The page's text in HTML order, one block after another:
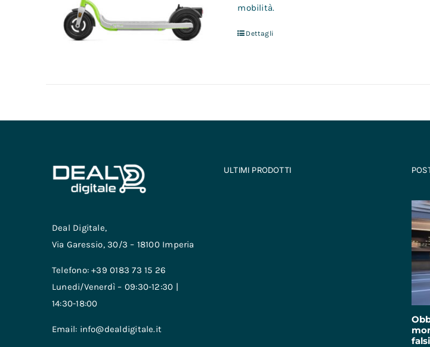
mobilità.
Dettagli
Deal Digitale,
Via Garessio, 30/3 – 18100 Imperia
Telefono: +39 0183 73 15 26
Lunedi/Venerdì – 09:30-12:30 |
14:30-18:00
Email: info@dealdigitale.it
ULTIMI PRODOTTI